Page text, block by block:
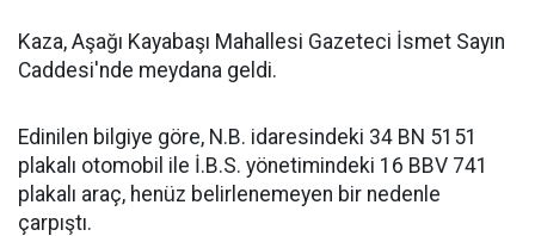
Kaza, Aşağı Kayabaşı Mahallesi Gazeteci İsmet Sayın
Caddesi'nde meydana geldi.
Edinilen bilgiye göre, N.B. idaresindeki 34 BN 5151
plakalı otomobil ile İ.B.S. yönetimindeki 16 BBV 741
plakalı araç, henüz belirlenemeyen bir nedenle
çarpıştı.